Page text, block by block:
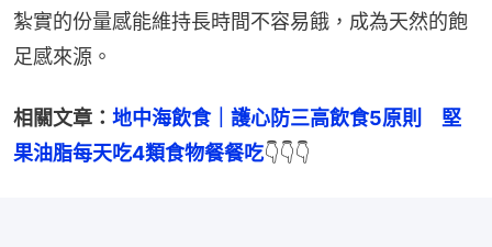
紮實的份量感能維持長時間不容易餓，成為天然的飽
足感來源。
相關文章： 地中海飲食｜護心防三高飲食5原則　堅
果油脂每天吃4類食物餐餐吃👇👇👇